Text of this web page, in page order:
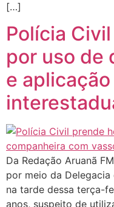
[…]
Polícia
por uso de
e
Da Redação Aruanã
por meio da
na tarde dessa terça-
anos, suspeito de